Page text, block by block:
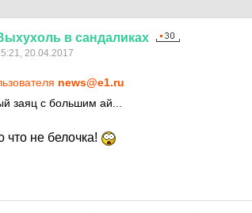
в сандаликах
20.04.2017
news@e1.ru
заяц с большим ай...
что не белочка!